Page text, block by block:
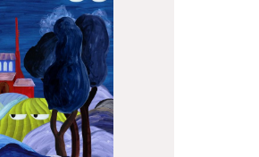
L’OnR avec vous
de l’Opéra de